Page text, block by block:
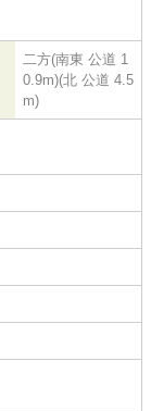
二方(南東 公道 1
0.9m)(北 公道 4.5
m)